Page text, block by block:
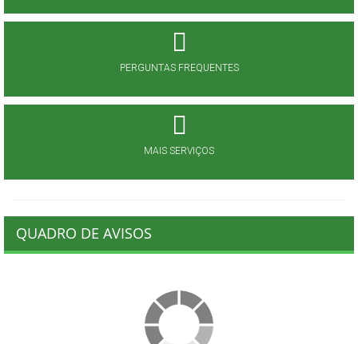
PERGUNTAS FREQUENTES
MAIS SERVIÇOS
QUADRO DE AVISOS